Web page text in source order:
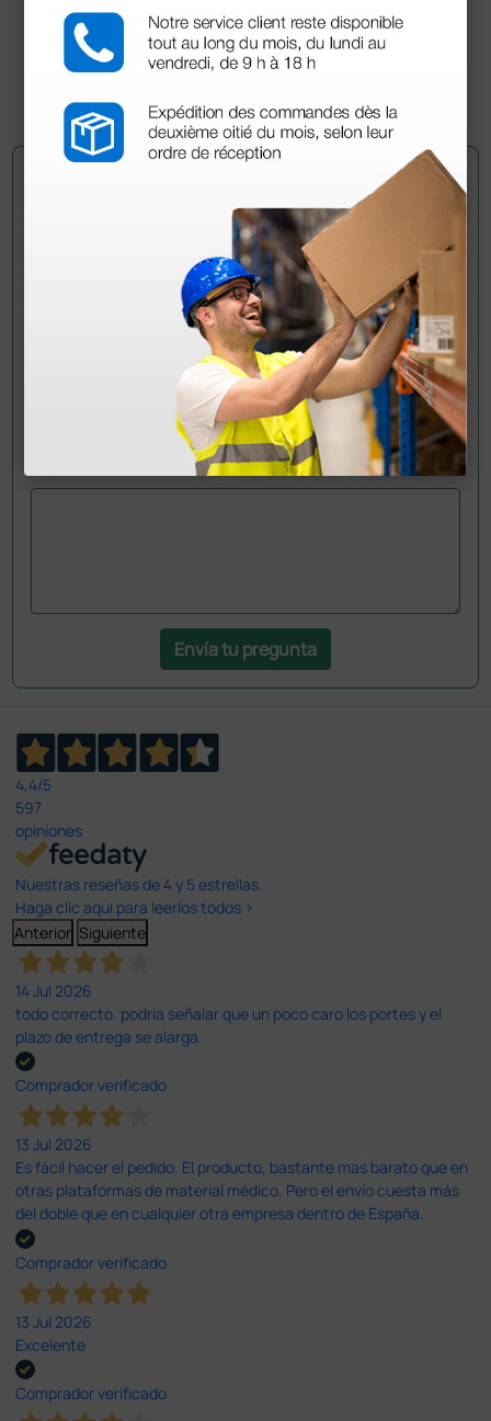
8,72 € 12,11 €
(Precio sin IVA)
Pregúntale a un colega
¿Todavía tienes alguna duda? ¿Necesitas más
Envía ahora mismo tu pregunta a los colegas que ya
han adquirido este producto.
Envía tu pregunta
4,4/5
597
opiniones
Nuestras reseñas de 4 y 5 estrellas.
Haga clic aquí para leerlos todos >
Anterior Siguiente
14 Jul 2026
todo correcto. podria señalar que un poco caro los portes y el
plazo de entrega se alarga.
Comprador verificado
13 Jul 2026
Es fácil hacer el pedido. El producto, bastante mas barato que en
otras plataformas de material médico. Pero el envío cuesta más
del doble que en cualquier otra empresa dentro de España.
Comprador verificado
13 Jul 2026
Excelente
Comprador verificado